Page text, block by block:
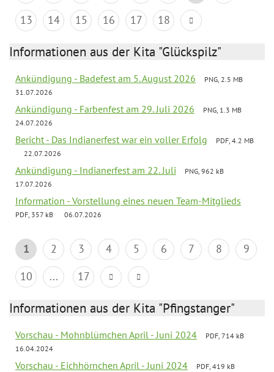
13
14 15 16 17 18
Informationen aus der Kita "Glückspilz"
Ankündigung - Badefest am 5. August 2026
PNG, 2.5 MB
31.07.2026
Ankündigung - Farbenfest am 29. Juli 2026
PNG, 1.3 MB
24.07.2026
Bericht - Das Indianerfest war ein voller Erfolg
PDF, 4.2 MB
22.07.2026
Ankündigung - Indianerfest am 22. Juli
PNG, 962 kB
17.07.2026
Information - Vorstellung eines neuen Team-Mitglieds
PDF, 357 kB 06.07.2026
1 2 3 4 5 6 7 8
9
10
... 17
Informationen aus der Kita "Pfingstanger"
Vorschau - Mohnblümchen April - Juni 2024
PDF, 714 kB
16.04.2024
Vorschau - Eichhörnchen April - Juni 2024
PDF, 419 kB